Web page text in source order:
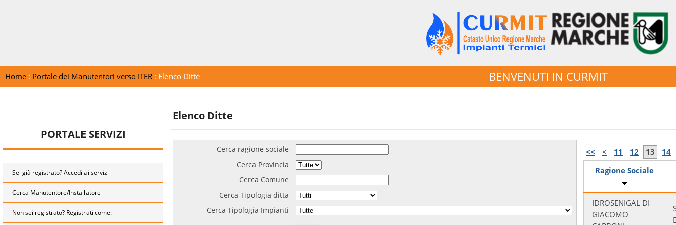
Home: Portale dei Manutentori verso ITER: Elenco Ditte BENVENUTI IN CURMIT
PORTALE SERVIZI
Sei già registrato? Accedi ai servizi
Cerca Manutentore/Installatore
Non sei registrato? Registrati come:
Elenco Ditte
Cerca ragione sociale
Cerca Provincia
Cerca Comune
Cerca Tipologia ditta
Cerca Tipologia Impianti
<< < 11 12 13
14
Ragione Sociale
IDROSENIGAL DI
GIACOMO